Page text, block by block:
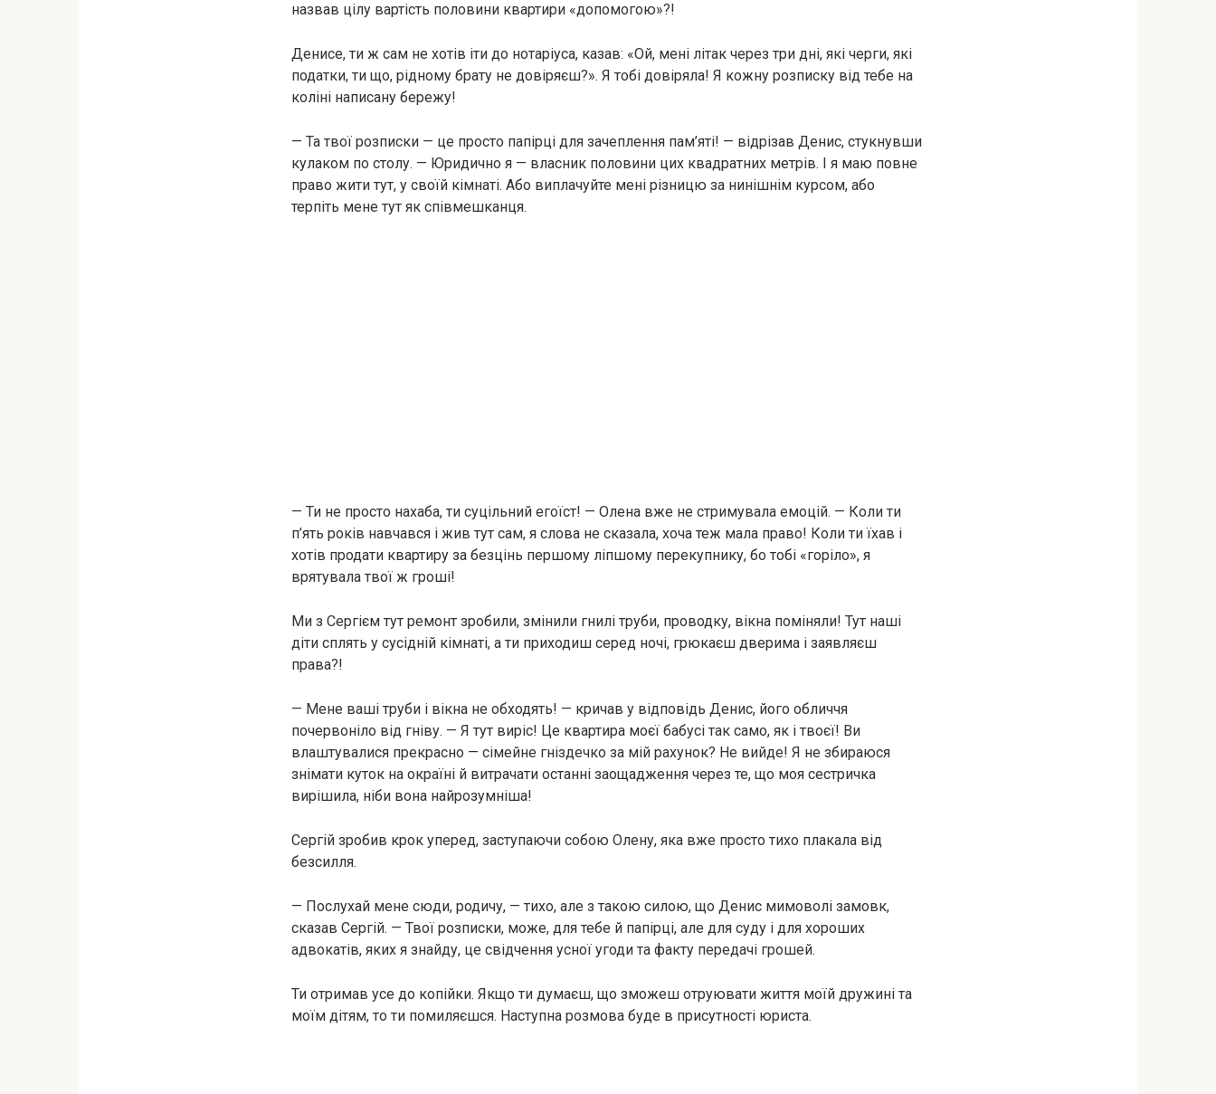
назвав цілу вартість половини квартири «допомогою»?!
Денисе, ти ж сам не хотів іти до нотаріуса, казав: «Ой, мені літак через три дні, які черги, які
податки, ти що, рідному брату не довіряєш?». Я тобі довіряла! Я кожну розписку від тебе на
коліні написану бережу!
— Та твої розписки — це просто папірці для зачеплення пам’яті! — відрізав Денис, стукнувши
кулаком по столу. — Юридично я — власник половини цих квадратних метрів. І я маю повне
право жити тут, у своїй кімнаті. Або виплачуйте мені різницю за нинішнім курсом, або
терпіть мене тут як співмешканця.
— Ти не просто нахаба, ти суцільний егоїст! — Олена вже не стримувала емоцій. — Коли ти
п’ять років навчався і жив тут сам, я слова не сказала, хоча теж мала право! Коли ти їхав і
хотів продати квартиру за безцінь першому ліпшому перекупнику, бо тобі «горіло», я
врятувала твої ж гроші!
Ми з Сергієм тут ремонт зробили, змінили гнилі труби, проводку, вікна поміняли! Тут наші
діти сплять у сусідній кімнаті, а ти приходиш серед ночі, грюкаєш дверима і заявляєш
права?!
— Мене ваші труби і вікна не обходять! — кричав у відповідь Денис, його обличчя
почервоніло від гніву. — Я тут виріс! Це квартира моєї бабусі так само, як і твоєї! Ви
влаштувалися прекрасно — сімейне гніздечко за мій рахунок? Не вийде! Я не збираюся
знімати куток на окраїні й витрачати останні заощадження через те, що моя сестричка
вирішила, ніби вона найрозумніша!
Сергій зробив крок уперед, заступаючи собою Олену, яка вже просто тихо плакала від
безсилля.
— Послухай мене сюди, родичу, — тихо, але з такою силою, що Денис мимоволі замовк,
сказав Сергій. — Твої розписки, може, для тебе й папірці, але для суду і для хороших
адвокатів, яких я знайду, це свідчення усної угоди та факту передачі грошей.
Ти отримав усе до копійки. Якщо ти думаєш, що зможеш отруювати життя моїй дружині та
моїм дітям, то ти помиляєшся. Наступна розмова буде в присутності юриста.